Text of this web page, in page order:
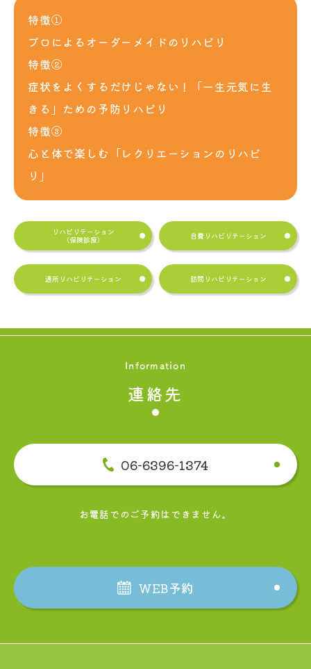
特徴①
プロによるオーダーメイドのリハビリ
特徴②
症状をよくするだけじゃない！「一生元気に生
きる」ための予防リハビリ
特徴③
心と体で楽しむ「レクリエーションのリハビ
リ」
リハビリテーション
(保険診療)
自費リハビリテーション
通所リハビリテーション 訪問リハビリテーション
Information
連絡先
06-6396-1374
お電話でのご予約はできません。
WEB予約